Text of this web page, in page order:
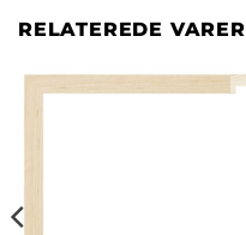
RELATEREDE VARER